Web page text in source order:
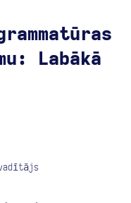
Labākā
vadītājs